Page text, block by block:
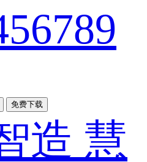
免费下载
造 慧